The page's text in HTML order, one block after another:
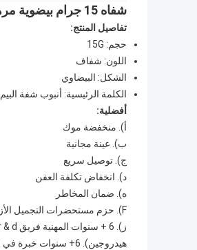
شفاه 15 جرام بيضوية مرهم الشفة الأنبوبة للعناية بالشفة حاوية حزمة العناية الشخصية الشفاه
تفاصيل المنتج:
حجم: 15G
اللون: شفاف
الشكل: البيضاوي
الكلمة الرئيسية: أنبوب شفة البيم
أفضلية:
أ). منخفضة موك
ب). عينة مجانية
ج). توصيل سريع
د). انخفاض تكلفة العفن
ه). ضمان المخاطر
F). حزم مستحضرات التجميل الأزياء المختلفة
ز). 6 + سنوات المهنية فريق r & d
هيدروجين). 6+ سنوات خبرة في التصدير